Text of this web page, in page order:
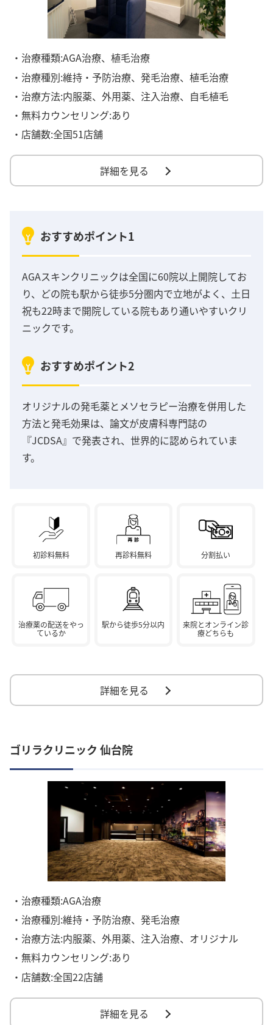
・治療種類:AGA治療、植毛治療
・治療種別:維持・予防治療、発毛治療、植毛治療
・治療方法:内服薬、外用薬、注入治療、自毛植毛
・無料カウンセリング:あり
・店舗数:全国51店舗
詳細を見る
おすすめポイント1
AGAスキンクリニックは全国に60院以上開院してお
り、どの院も駅から徒歩5分圏内で立地がよく、土日
祝も22時まで開院している院もあり通いやすいクリ
ニックです。
おすすめポイント2
オリジナルの発毛薬とメソセラピー治療を併用した
方法と発毛効果は、論文が皮膚科専門誌の
『JCDSA』で発表され、世界的に認められていま
す。
初診料無料 再診料無料 分割払い
治療薬の配送をやっ
ているか
駅から徒歩5分以内
来院とオンライン診
療どちらも
詳細を見る
ゴリラクリニック 仙台院
・治療種類:AGA治療
・治療種別:維持・予防治療、発毛治療
・治療方法:内服薬、外用薬、注入治療、オリジナル
・無料カウンセリング:あり
・店舗数:全国22店舗
詳細を見る